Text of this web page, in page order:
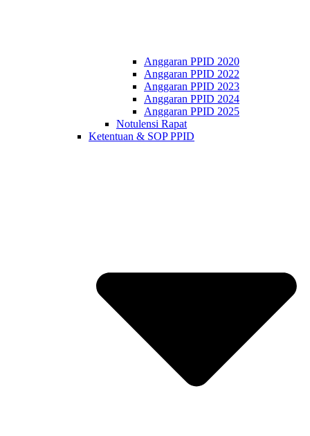
Anggaran PPID 2020
Anggaran PPID 2022
Anggaran PPID 2023
Anggaran PPID 2024
Anggaran PPID 2025
Notulensi Rapat
Ketentuan & SOP PPID